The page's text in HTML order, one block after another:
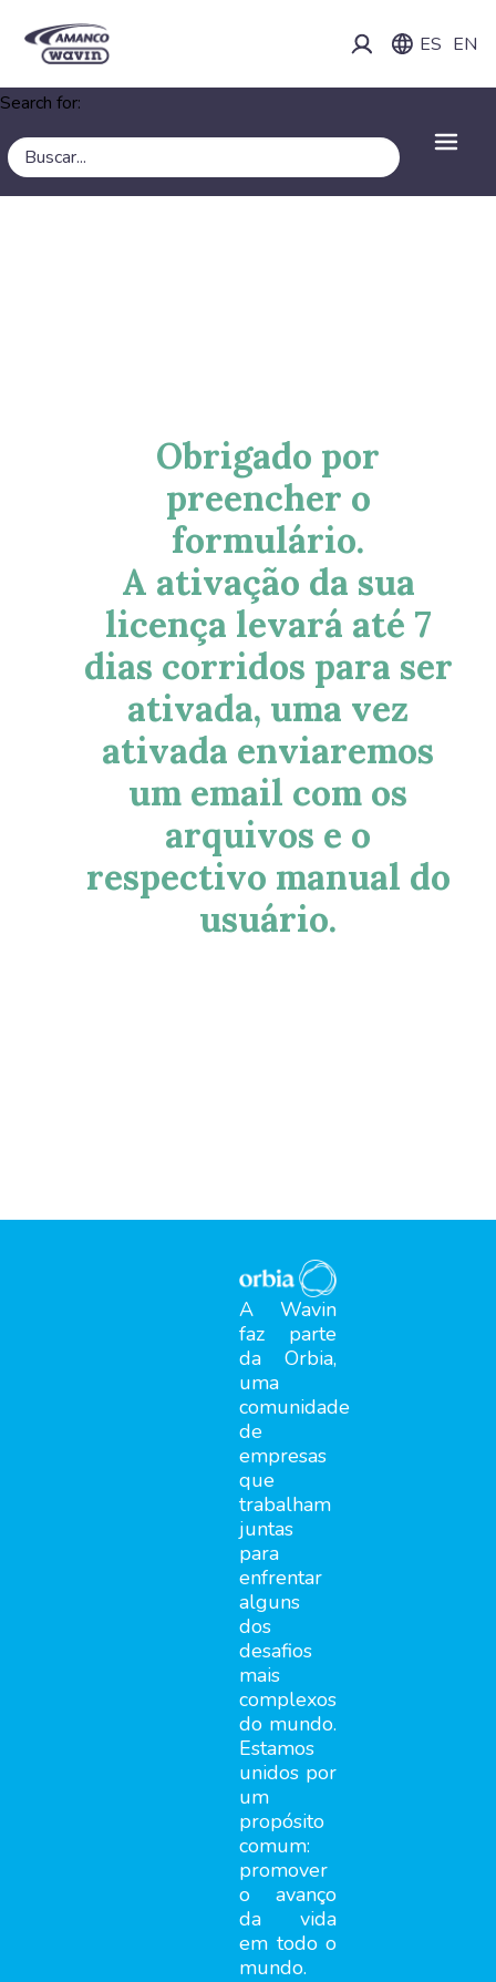
ES EN
Search for:
Obrigado por
preencher o
formulário.
A ativação da sua
licença levará até 7
dias corridos para ser
ativada, uma vez
ativada enviaremos
um email com os
arquivos e o
respectivo manual do
usuário.
A Wavin
faz parte
da Orbia,
uma
comunidade
de
empresas
que
trabalham
juntas
para
enfrentar
alguns
dos
desafios
mais
complexos
do mundo.
Estamos
unidos por
um
propósito
comum:
promover
o avanço
da vida
em todo o
mundo.